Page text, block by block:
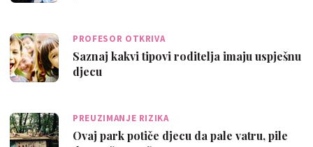
PROFESOR OTKRIVA
Saznaj kakvi tipovi roditelja imaju uspješnu
djecu
PREUZIMANJE RIZIKA
Ovaj park potiče djecu da pale vatru, pile